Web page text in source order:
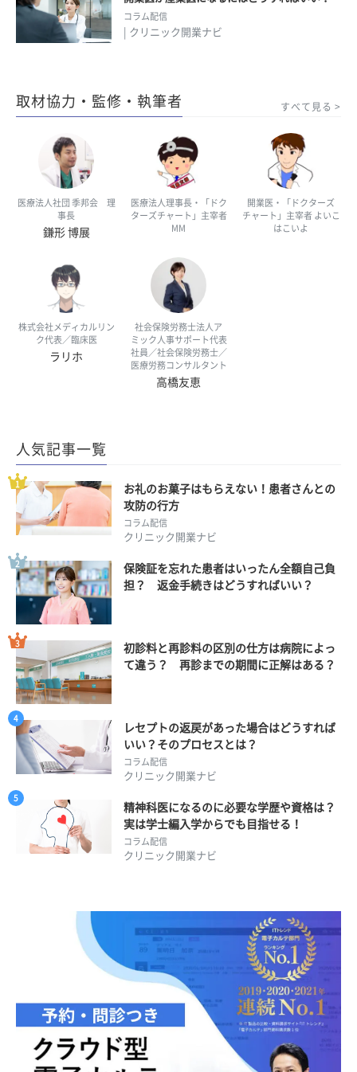
コラム配信
| クリニック開業ナビ
取材協力・監修・執筆者 すべて見る
医療法人社団 季邦会 理
事長
鎌形 博展
医療法人理事長・「ドク
ターズチャート」主宰者
MM
開業医・「ドクターズ
チャート」主宰者 よいこ
はこいよ
株式会社メディカルリン
ク代表／臨床医
ラリホ
社会保険労務士法人ア
ミック人事サポート代表
社員／社会保険労務士／
医療労務コンサルタント
高橋友恵
人気記事一覧
お礼のお菓子はもらえない！患者さんとの
攻防の行方
コラム配信
クリニック開業ナビ
保険証を忘れた患者はいったん全額自己負
担？ 返金手続きはどうすればいい？
初診料と再診料の区別の仕方は病院によっ
て違う？ 再診までの期間に正解はある？
レセプトの返戻があった場合はどうすれば
いい？そのプロセスとは？
コラム配信
クリニック開業ナビ
精神科医になるのに必要な学歴や資格は？
実は学士編入学からでも目指せる！
コラム配信
クリニック開業ナビ